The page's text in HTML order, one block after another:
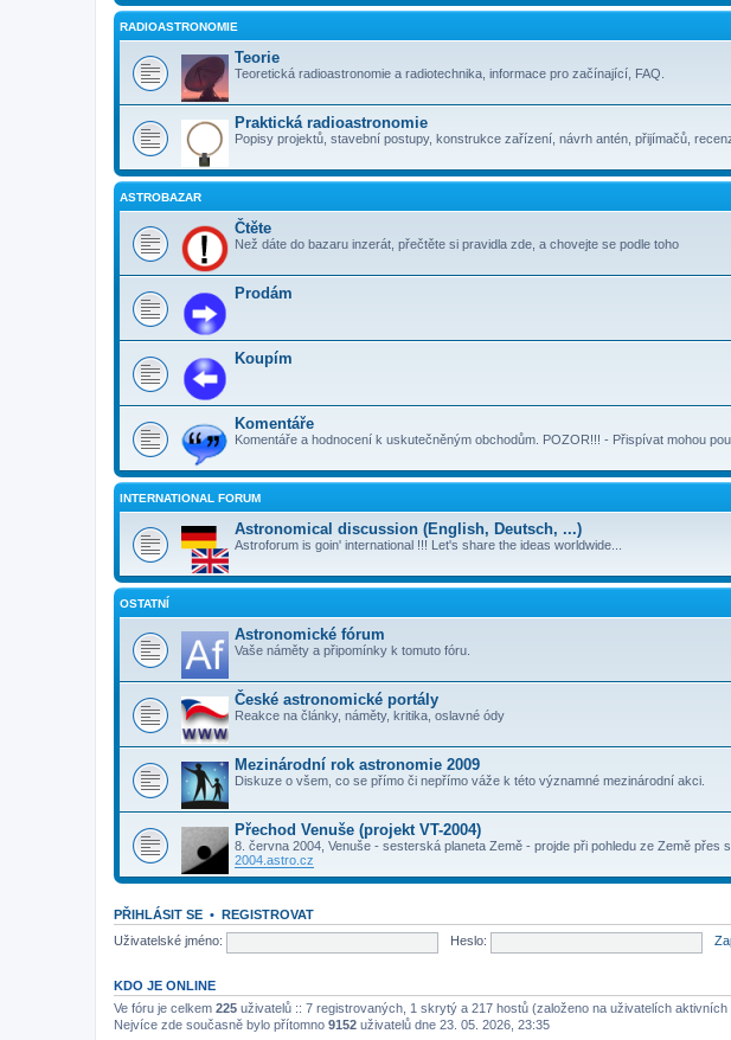
RADIOASTRONOMIE
Teorie
Teoretická radioastronomie a radiotechnika, informace pro začínající, FAQ.
Praktická radioastronomie
Popisy projektů, stavební postupy, konstrukce zařízení, návrh antén, přijímačů,
ASTROBAZAR
Čtěte
Než dáte do bazaru inzerát, přečtěte si pravidla zde, a chovejte se podle toho
Prodám
Koupím
Komentáře
Komentáře a hodnocení k uskutečněným obchodům. POZOR!!! - Přispívat mohou
INTERNATIONAL FORUM
Astronomical discussion (English, Deutsch, ...)
Astroforum is goin' international !!! Let's share the ideas worldwide...
OSTATNÍ
Astronomické fórum
Vaše náměty a připomínky k tomuto fóru.
České astronomické portály
Reakce na články, náměty, kritika, oslavné ódy
Mezinárodní rok astronomie 2009
Diskuze o všem, co se přímo či nepřímo váže k této významné mezinárodní akci.
Přechod Venuše (projekt VT-2004)
8. června 2004, Venuše - sesterská planeta Země - projde při pohledu ze Země přes
2004.astro.cz
PŘIHLÁSIT SE • REGISTROVAT
Uživatelské jméno:
Heslo:
KDO JE ONLINE
Ve fóru je celkem 225 uživatelů :: 7 registrovaných, 1 skrytý a 217 hostů (založeno na uživatelích aktivních
Nejvíce zde současně bylo přítomno 9152 uživatelů dne 23. 05. 2026, 23:35